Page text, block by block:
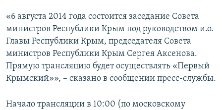
«6 августа 2014 года состоится заседание Совета
министров Республики Крым под руководством и.о.
Главы Республики Крым, председателя Совета
министров Республики Крым Сергея Аксенова.
Прямую трансляцию будет осуществлять «Первый
Крымский»», – сказано в сообщении пресс-службы.
Начало трансляции в 10:00 (по московскому